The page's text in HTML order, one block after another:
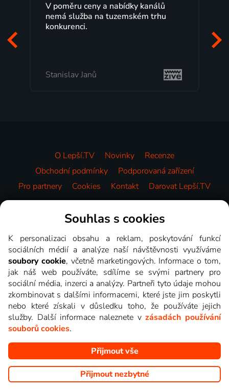
Lepší.TV sleduji už několik let s
maximální spokojeností. Velký výběr
programů a nemuset běžet k TV na
Milada Tomešová
O Lepší.TV Novinky
Recenze
Obchodní podmínky
Podporovaná zařízení
Pro partnery
Cookies Kontakt Darovat Lepší.TV
Videotéka
Copyright © goNET s.r.o. Na tomto webu jsou zobrazovány
obrázky z pořadů TV stanic, které můžete sledovat v Lepší.TV.
Souhlas s cookies
K personalizaci obsahu a reklam, poskytování funkcí
sociálních médií a analýze naší návštěvnosti využíváme
soubory cookie, včetně marketingových. Informace o tom,
jak náš web používáte, sdílíme se svými partnery pro
sociální média, inzerci a analýzy. Partneři tyto údaje mohou
zkombinovat s dalšími informacemi, které jste jim poskytli
nebo které získali v důsledku toho, že používáte jejich
služby. Další informace naleznete vzásadách používání
souborů cookies.
Přijmout vše
Přijmout nezbytné